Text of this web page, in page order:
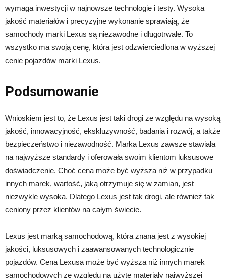
wymaga inwestycji w najnowsze technologie i testy. Wysoka
jakość materiałów i precyzyjne wykonanie sprawiają, że
samochody marki Lexus są niezawodne i długotrwałe. To
wszystko ma swoją cenę, która jest odzwierciedlona w wyższej
cenie pojazdów marki Lexus.
Podsumowanie
Wnioskiem jest to, że Lexus jest taki drogi ze względu na wysoką
jakość, innowacyjność, ekskluzywność, badania i rozwój, a także
bezpieczeństwo i niezawodność. Marka Lexus zawsze stawiała
na najwyższe standardy i oferowała swoim klientom luksusowe
doświadczenie. Choć cena może być wyższa niż w przypadku
innych marek, wartość, jaką otrzymuje się w zamian, jest
niezwykle wysoka. Dlatego Lexus jest tak drogi, ale również tak
ceniony przez klientów na całym świecie.
Lexus jest marką samochodową, która znana jest z wysokiej
jakości, luksusowych i zaawansowanych technologicznie
pojazdów. Cena Lexusa może być wyższa niż innych marek
samochodowych ze względu na użyte materiały najwyższej